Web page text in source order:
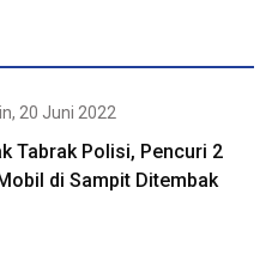
20 Juni 2022
Tabrak Polisi, Pencuri 2
di Sampit Ditembak